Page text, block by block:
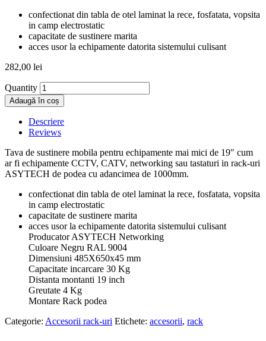
confectionat din tabla de otel laminat la rece, fosfatata, vopsita
in camp electrostatic
capacitate de sustinere marita
acces usor la echipamente datorita sistemului culisant
282,00 lei
Quantity
Adaugă în coș
Descriere
Reviews
Tava de sustinere mobila pentru echipamente mai mici de 19″ cum
ar fi echipamente CCTV, CATV, networking sau tastaturi in rack-uri
ASYTECH de podea cu adancimea de 1000mm.
confectionat din tabla de otel laminat la rece, fosfatata, vopsita
in camp electrostatic
capacitate de sustinere marita
acces usor la echipamente datorita sistemului culisant
Producator ASYTECH Networking
Culoare Negru RAL 9004
Dimensiuni 485X650x45 mm
Capacitate incarcare 30 Kg
Distanta montanti 19 inch
Greutate 4 Kg
Montare Rack podea
Categorie: Accesorii rack-uri Etichete: accesorii, rack